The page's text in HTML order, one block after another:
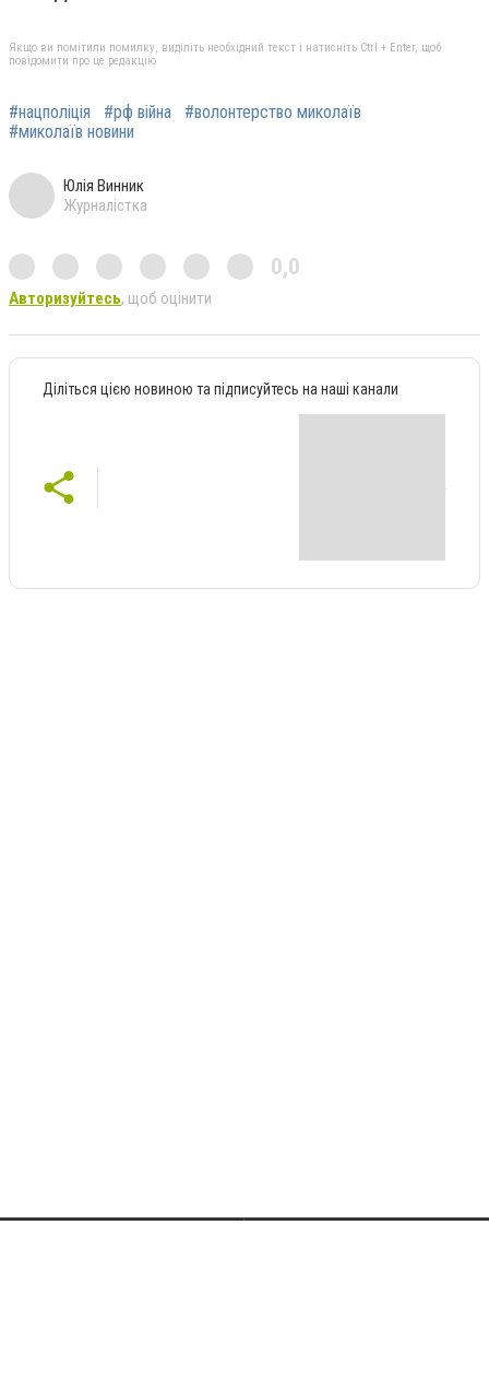
Якщо ви помітили помилку, виділіть необхідний текст і натисніть Ctrl + Enter, щоб
повідомити про це редакцію
#нацполіція #рф війна
#волонтерство миколаїв
#миколаїв новини
Юлія Винник
Журналістка
0,0
Авторизуйтесь, щоб оцінити
Діліться цією новиною та підписуйтесь на наші канали